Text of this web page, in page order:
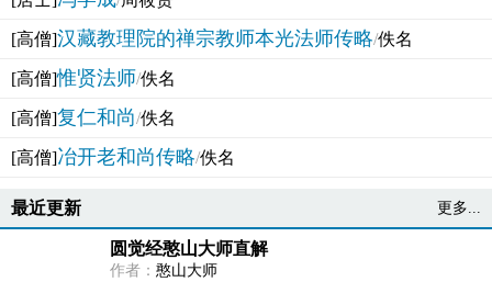
[高僧]汉藏教理院的禅宗教师本光法师传略/佚名
[高僧]惟贤法师/佚名
[高僧]复仁和尚/佚名
[高僧]冶开老和尚传略/佚名
最近更新 更多...
圆觉经憨山大师直解
作者： 憨山大师